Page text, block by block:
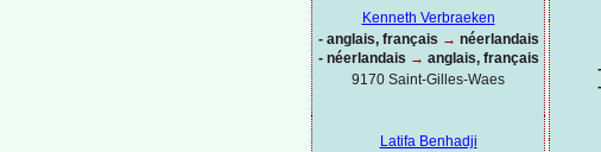
-
-
Kenneth Verbraeken
- anglais, français → néerlandais
- néerlandais → anglais, français
9170 Saint-Gilles-Waes
Latifa Benhadji